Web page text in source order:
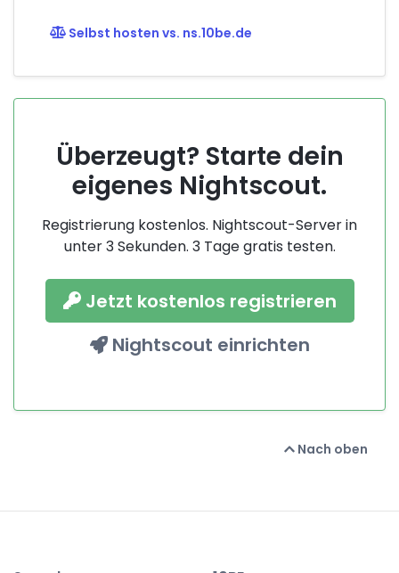
Selbst hosten vs. ns.10be.de
Überzeugt? Starte dein
eigenes Nightscout.
Registrierung kostenlos. Nightscout-Server in
unter 3 Sekunden. 3 Tage gratis testen.
Jetzt kostenlos registrieren
Nightscout einrichten
Nach oben